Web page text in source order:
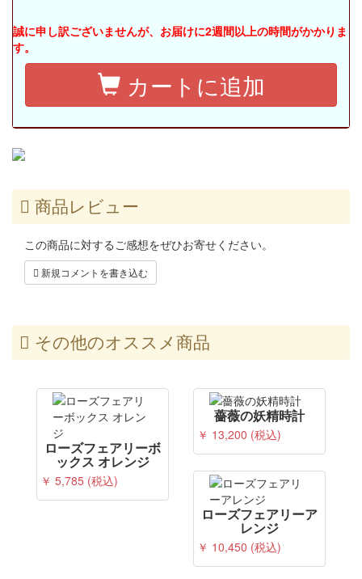
誠に申し訳ございませんが、お届けに2週間以上の時間がかかりま
す。
カートに追加
商品レビュー
この商品に対するご感想をぜひお寄せください。
新規コメントを書き込む
その他のオススメ商品
ローズフェアリーボ
ックス オレンジ
￥ 5,785 (税込)
薔薇の妖精時計
￥ 13,200 (税込)
ローズフェアリーア
レンジ
￥ 10,450 (税込)